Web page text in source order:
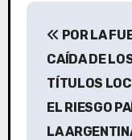
N
POR LA
CAÍDA DE
TÍTULOS
EL RIESGO
LA